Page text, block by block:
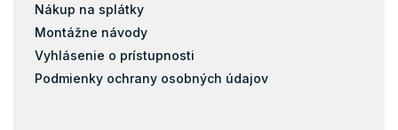
Nákup na splátky
Montážne návody
Vyhlásenie o prístupnosti
Podmienky ochrany osobných údajov